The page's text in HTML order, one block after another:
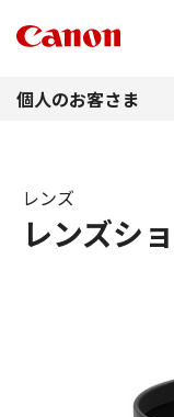
個人のお客さま
レンズシ
レンズ